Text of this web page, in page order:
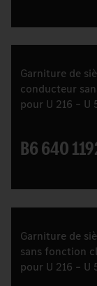
Garniture de
conducteur
pour U 216 – U
B6 640
Garniture de
sans fonction
pour U 216 – U